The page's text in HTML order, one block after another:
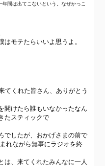
間は出てこないという。なぜかっこ
モテたらいいよ思うよ。
てくれた皆さん、ありがとう
開けたら誰もいなかったなん
たスティックで
でしたが、おかげさまの前で
れながら無事にラジオを終
は、来てくれたみんなに一人